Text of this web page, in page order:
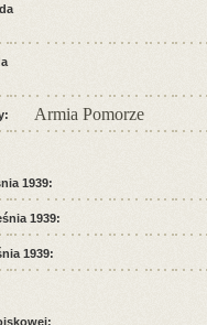
Armia Pomorze
1939:
1939:
1939: